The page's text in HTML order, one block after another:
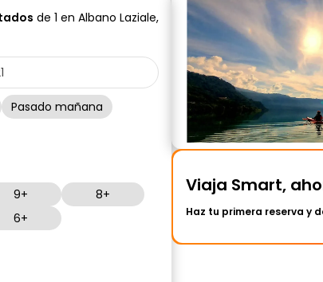
de 1 en Albano Laziale,
Pasado mañana
9+
8+
6+
Viaja Smart,
Haz tu primera reserva y